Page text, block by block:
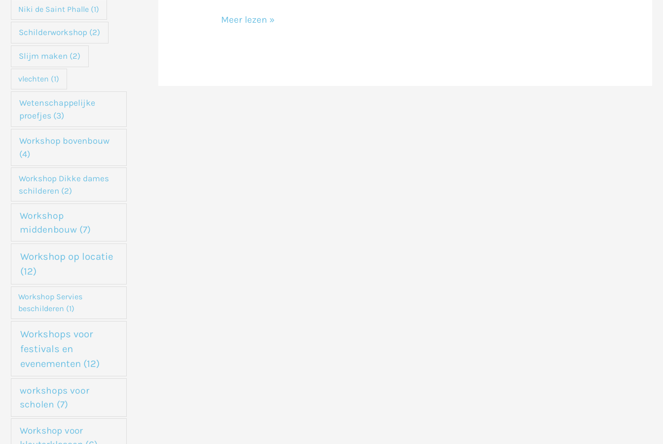
Niki de Saint Phalle (1)
Schilderworkshop (2)
Slijm maken (2)
vlechten (1)
Wetenschappelijke
proefjes (3)
Workshop bovenbouw
(4)
Workshop Dikke dames
schilderen (2)
Workshop
middenbouw (7)
Workshop op locatie
(12)
Workshop Servies
beschilderen (1)
Workshops voor
festivals en
evenementen (12)
workshops voor
scholen (7)
Workshop voor
Meer lezen »